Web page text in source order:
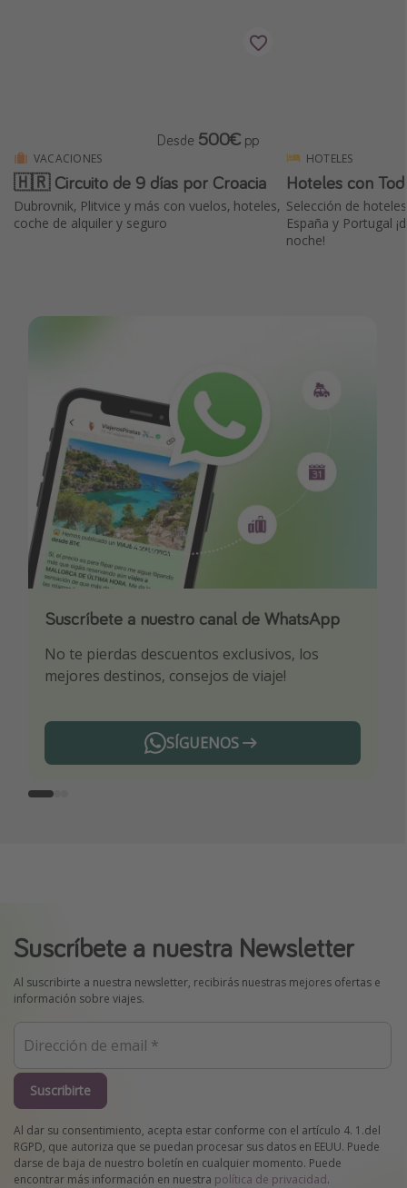
VACACIONES
🇭🇷 Circuito de 9 días por Croacia
Dubrovnik, Plitvice y más con vuelos, hoteles,
coche de alquiler y seguro
Desde 500€ pp
HOTELES
Hoteles con
Selección de
España y Portugal
noche!
Suscríbete a nuestro canal de WhatsApp
No te pierdas descuentos exclusivos, los
mejores destinos, consejos de viaje!
SÍGUENOS
Descarga nuestra app
Sé el primero en reservar nuestros chollazos
¡Suscríbete a nuestro canal de Telegram!
¡Recibe las mejores ofertas seleccionadas para
ti por nuestros expertos en viajes
Telegram
Suscríbete a nuestra Newsletter
Al suscribirte a nuestra newsletter, recibirás nuestras mejores ofertas e
información sobre viajes.
Suscribirte
Al dar su consentimiento, acepta estar conforme con el artículo 4. 1.del
RGPD, que autoriza que se puedan procesar sus datos en EEUU. Puede
darse de baja de nuestro boletín en cualquier momento. Puede
encontrar más información en nuestra política de privacidad.